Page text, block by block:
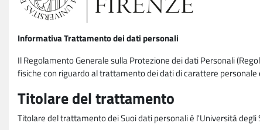
Informativa Trattamento dei dati personali
Il Regolamento Generale sulla Protezione dei dati Personali
fisiche con riguardo al trattamento dei dati di carattere
Titolare del trattamento
Titolare del trattamento dei Suoi dati personali è l'Università